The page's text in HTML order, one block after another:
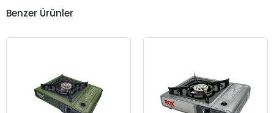
Benzer Ürünler